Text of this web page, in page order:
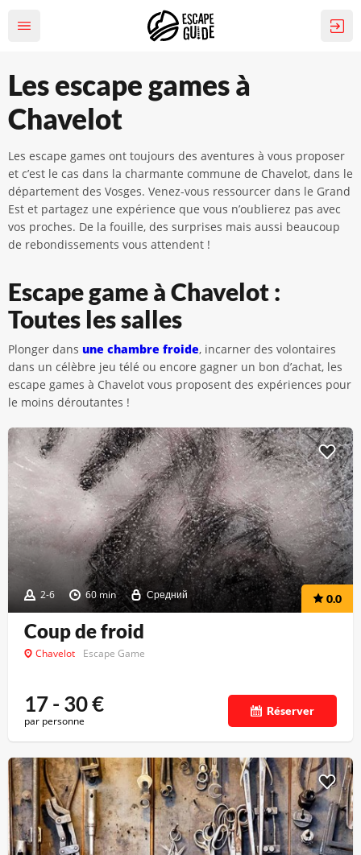
Les escape games à
Chavelot
Les escape games ont toujours des aventures à vous proposer
et c’est le cas dans la charmante commune de Chavelot, dans le
département des Vosges. Venez-vous ressourcer dans le Grand
Est et partagez une expérience que vous n’oublierez pas avec
vos proches. De la fouille, des surprises mais aussi beaucoup
de rebondissements vous attendent !
Escape game à Chavelot :
Toutes les salles
Plonger dans une chambre froide, incarner des volontaires
dans un célèbre jeu télé ou encore gagner un bon d’achat, les
escape games à Chavelot vous proposent des expériences pour
le moins déroutantes !
2-6 60 min Средний 0.0
Coup de froid
Chavelot Escape Game
17 - 30€
par personne
Réserver